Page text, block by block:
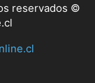
reservados ©